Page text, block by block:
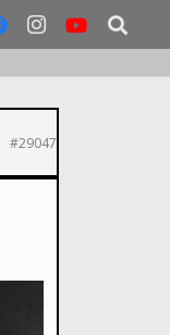
#29047